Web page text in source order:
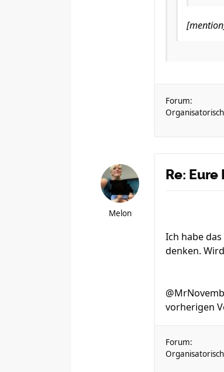
Forum:
Melon
Re:
Ich habe
denken.
vorherigen
Forum: